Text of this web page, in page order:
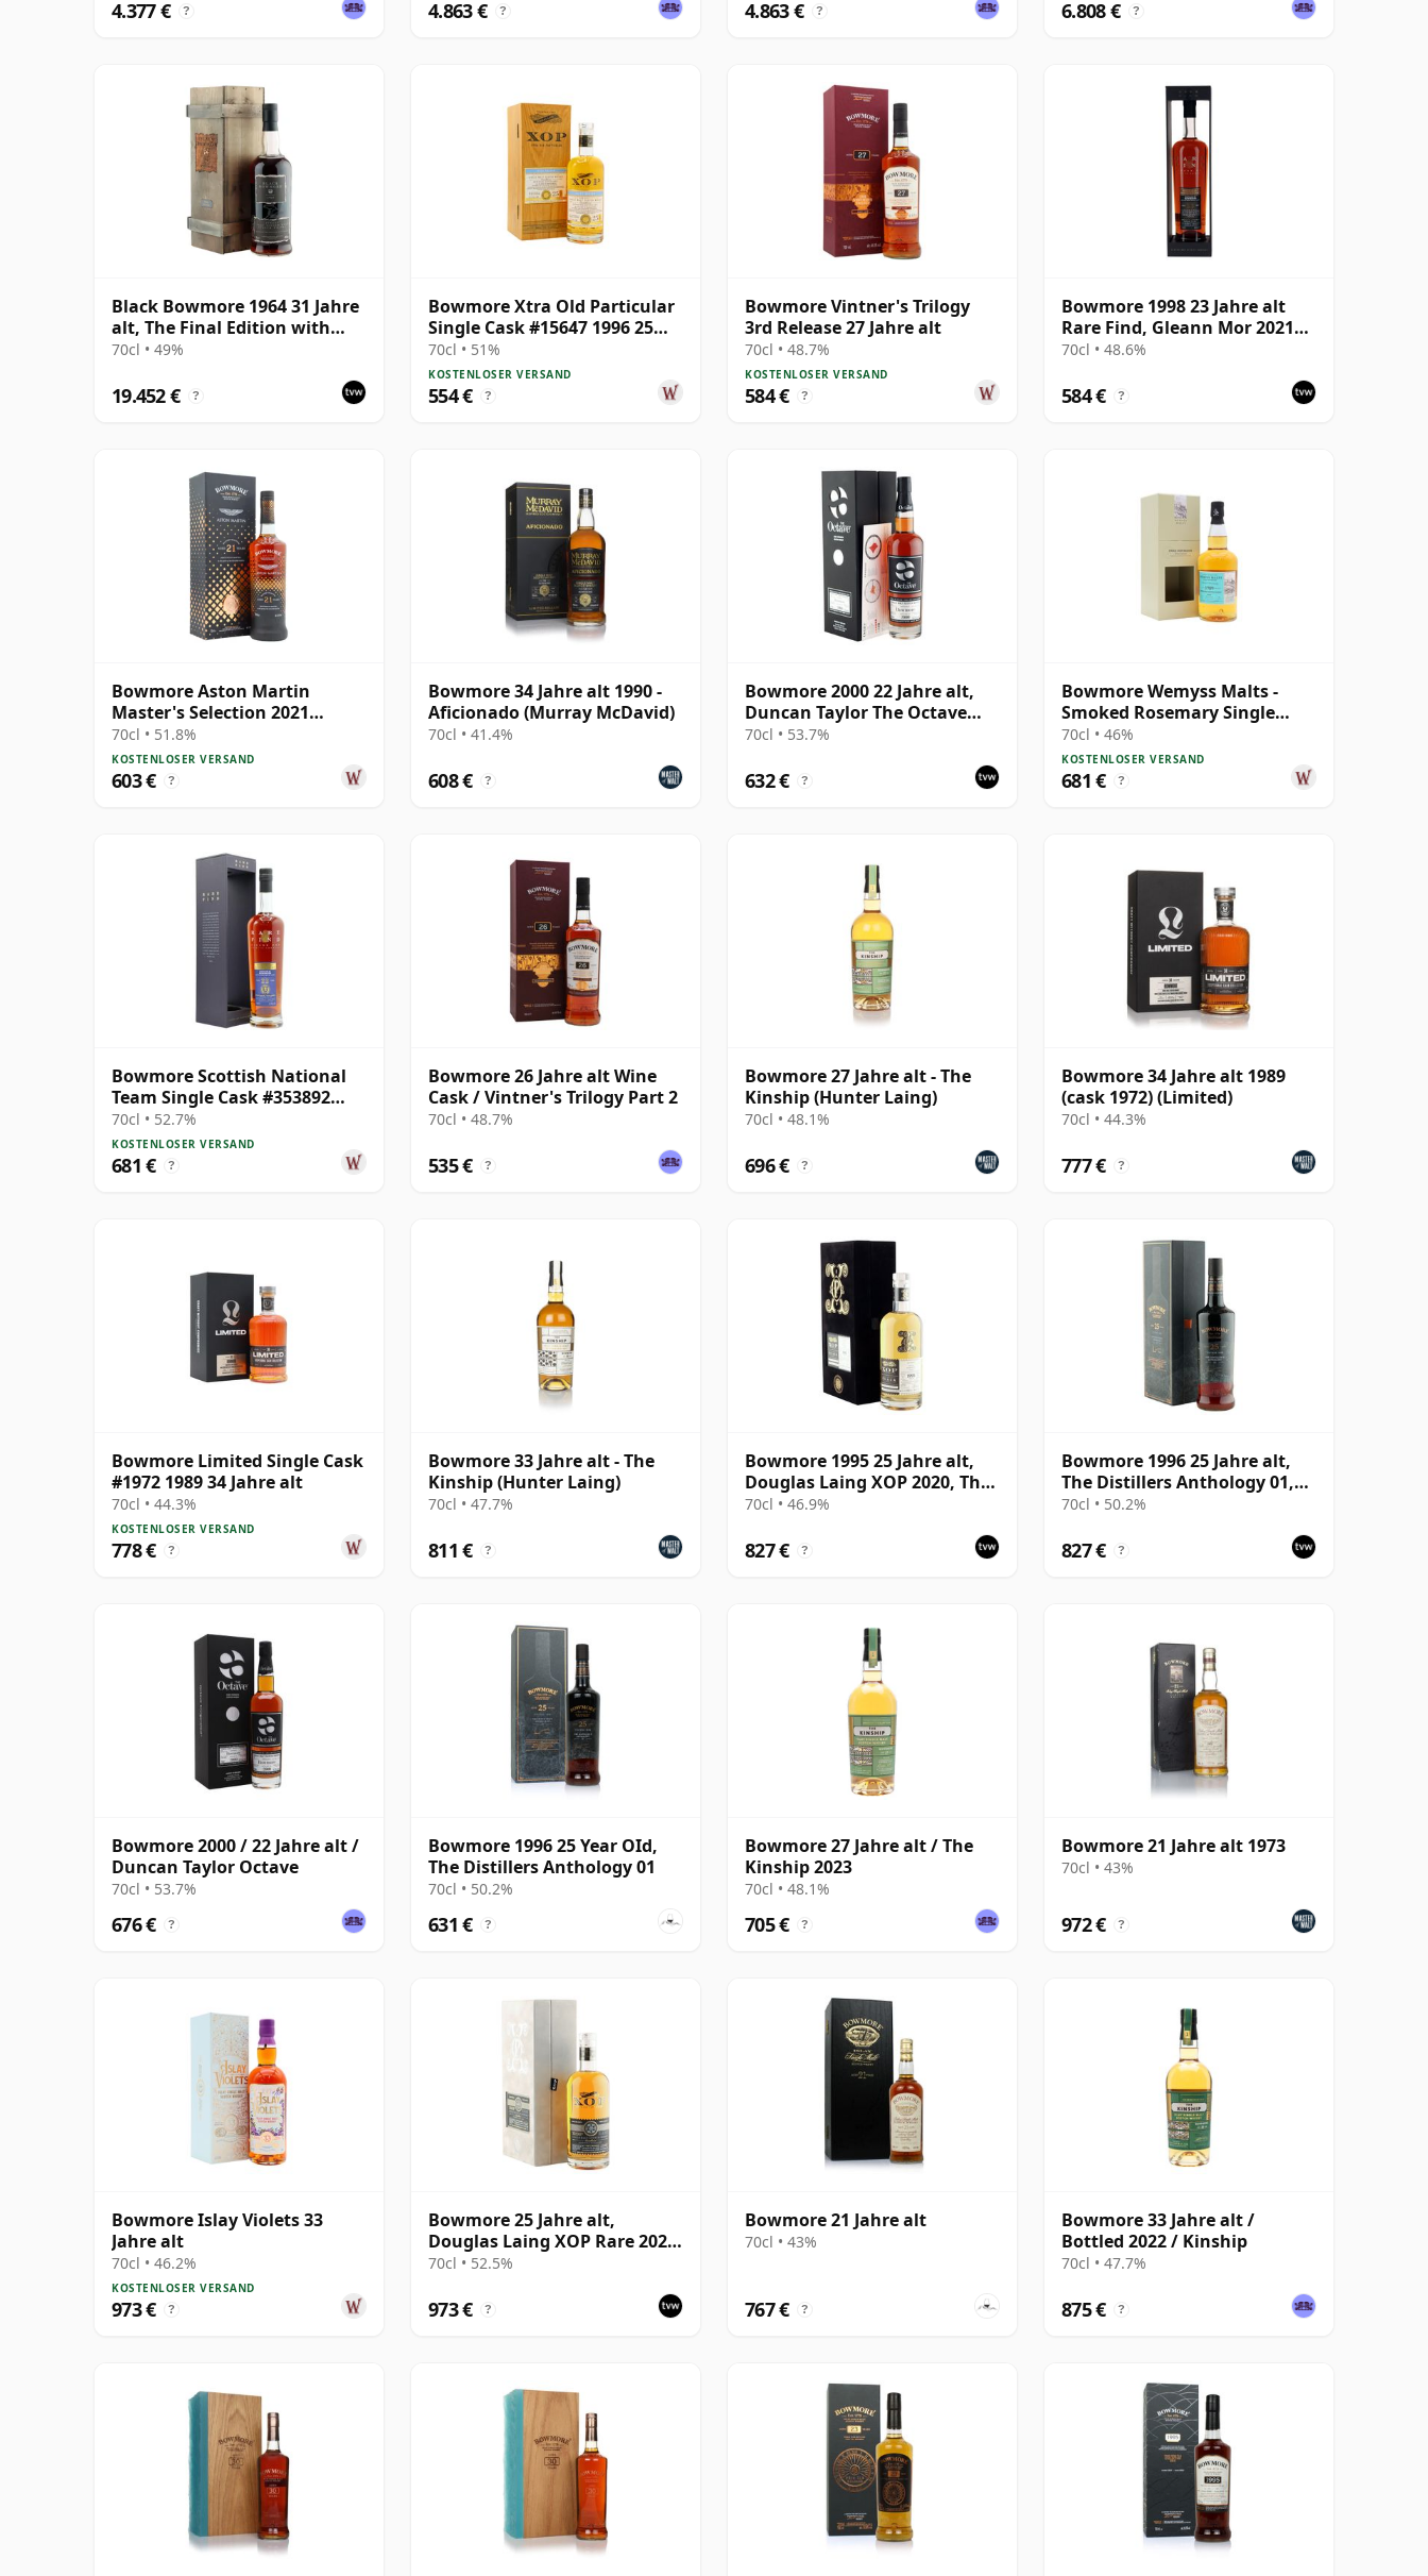
4.377 € ? 4.863 € ? 4.863 € ? 6.808 € ?
Black Bowmore 1964 31 Jahre
alt, The Final Edition with
Presentation Box
70cl • 49%
19.452 € ?
Bowmore Xtra Old Particular
Single Cask #15647 1996 25
Jahre alt
70cl • 51%
KOSTENLOSER VERSAND
554 € ?
Bowmore Vintner's Trilogy
3rd Release 27 Jahre alt
70cl • 48.7%
KOSTENLOSER VERSAND
584 € ?
Bowmore 1998 23 Jahre alt
Rare Find, Gleann Mor 2021
Bottling - Single Cask 353892
70cl • 48.6%
584 € ?
Bowmore Aston Martin
Master's Selection 2021
Release Singl 21 Jahre alt
70cl • 51.8%
KOSTENLOSER VERSAND
603 € ?
Bowmore 34 Jahre alt 1990 -
Aficionado (Murray McDavid)
70cl • 41.4%
608 € ?
Bowmore 2000 22 Jahre alt,
Duncan Taylor The Octave
2022 Bottling with Box - Cask
70cl • 53.7%
632 € ?
Bowmore Wemyss Malts -
Smoked Rosemary Single
Cask 1989 30 Jahre alt
70cl • 46%
KOSTENLOSER VERSAND
681 € ?
Bowmore Scottish National
Team Single Cask #353892
1998 22 Jahre alt
70cl • 52.7%
KOSTENLOSER VERSAND
681 € ?
Bowmore 26 Jahre alt Wine
Cask / Vintner's Trilogy Part 2
70cl • 48.7%
535 € ?
Bowmore 27 Jahre alt - The
Kinship (Hunter Laing)
70cl • 48.1%
696 € ?
Bowmore 34 Jahre alt 1989
(cask 1972) (Limited)
70cl • 44.3%
777 € ?
Bowmore Limited Single Cask
#1972 1989 34 Jahre alt
70cl • 44.3%
KOSTENLOSER VERSAND
778 € ?
Bowmore 33 Jahre alt - The
Kinship (Hunter Laing)
70cl • 47.7%
811 € ?
Bowmore 1995 25 Jahre alt,
Douglas Laing XOP 2020, The
Black Series
70cl • 46.9%
827 € ?
Bowmore 1996 25 Jahre alt,
The Distillers Anthology 01,
2022 Bottling with
70cl • 50.2%
827 € ?
Bowmore 2000 / 22 Jahre alt /
Duncan Taylor Octave
70cl • 53.7%
676 € ?
Bowmore 1996 25 Year OId,
The Distillers Anthology 01
70cl • 50.2%
631 € ?
Bowmore 27 Jahre alt / The
Kinship 2023
70cl • 48.1%
705 € ?
Bowmore 21 Jahre alt 1973
70cl • 43%
972 € ?
Bowmore Islay Violets 33
Jahre alt
70cl • 46.2%
KOSTENLOSER VERSAND
973 € ?
Bowmore 25 Jahre alt,
Douglas Laing XOP Rare 2022,
Cask 15624
70cl • 52.5%
973 € ?
Bowmore 21 Jahre alt
70cl • 43%
767 € ?
Bowmore 33 Jahre alt /
Bottled 2022 / Kinship
70cl • 47.7%
875 € ?